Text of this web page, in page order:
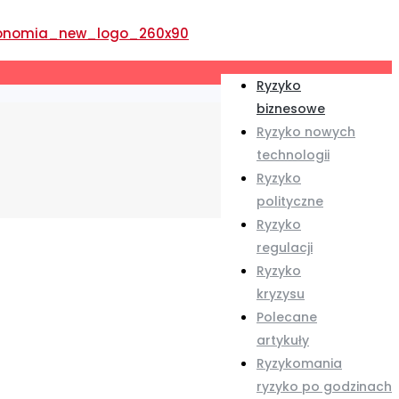
Ryzyko
biznesowe
Ryzyko nowych
technologii
Ryzyko
polityczne
Ryzyko
regulacji
Ryzyko
kryzysu
Polecane
artykuły
Ryzykomania
ryzyko po godzinach